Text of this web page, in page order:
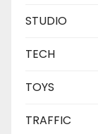
STUDIO
TECH
TOYS
TRAFFIC